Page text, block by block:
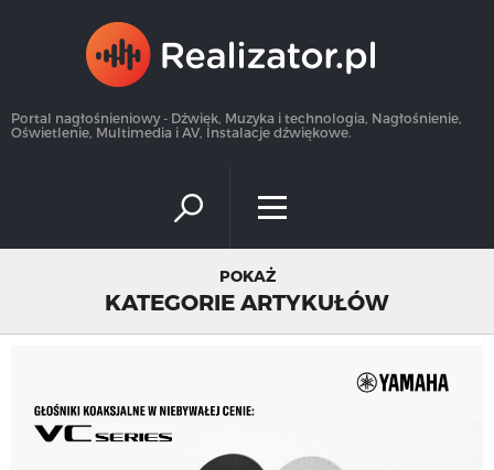
Portal nagłośnieniowy - Dźwięk, Muzyka i technologia, Nagłośnienie,
Oświetlenie, Multimedia i AV, Instalacje dźwiękowe.
POKAŻ
KATEGORIE ARTYKUŁÓW